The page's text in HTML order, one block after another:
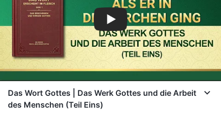
Das Wort Gottes | Das Werk Gottes und die Arbeit
des Menschen (Teil Eins)